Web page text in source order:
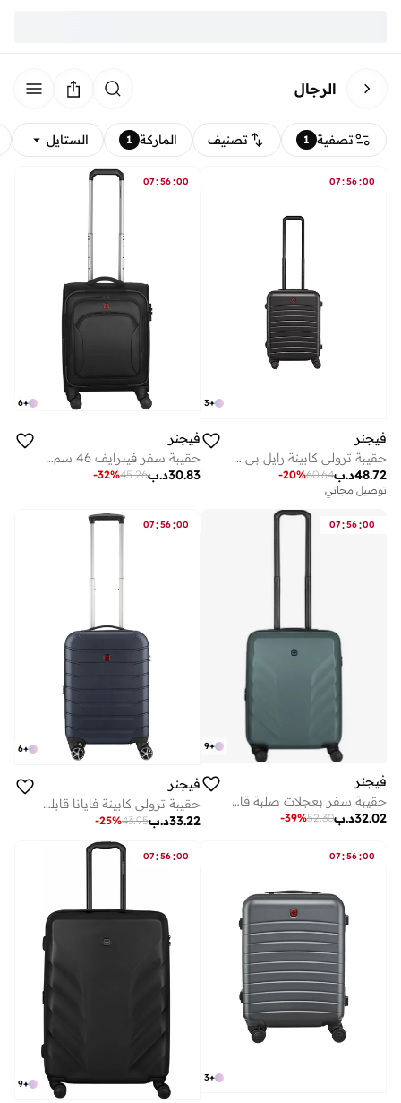
الرجال
تصفية 1 تصنيف الماركة 1 الستايل
07:56:00
+
3
فيجنر
حقيبة ترولي كابينة رايل بي سي صلبة سم سوداء
د.ب48.72
60.64
-20%
توصيل مجاني
07:56:00
+
6
فيجنر
حقيبة سفر فيبرايف 46 سم سوفت كيس بعجلات مزدوجة قابلة للتوسيع أنثرا - 612552
د.ب30.83
45.26
-32%
07:56:00
+
9
فيجنر
حقيبة سفر بعجلات صلبة قابلة للتوسيع سم خضراء
د.ب32.02
52.30
-39%
07:56:00
+
6
فيجنر
حقيبة ترولي كابينة فايانا قابلة للتوسيع 56 سم - أسود/أزرق داكن
د.ب33.22
43.95
-25%
07:56:00
+
3
07:56:00
+
9